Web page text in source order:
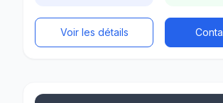
Voir les détails